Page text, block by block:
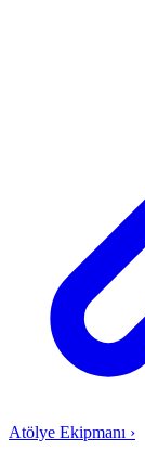
Atölye Ekipmanı ›